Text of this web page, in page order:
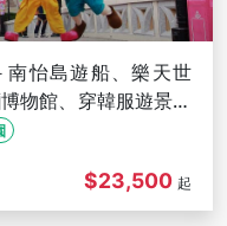
南怡島遊船、樂天世
物館、穿韓服遊景福
$23,500 起